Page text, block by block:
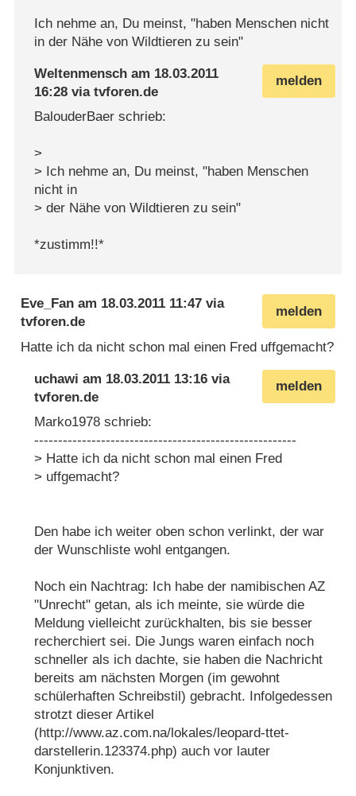
Ich nehme an, Du meinst, "haben Menschen nicht
in der Nähe von Wildtieren zu sein"
melden
Weltenmensch am 18.03.2011
16:28 viatvforen.de
BalouderBaer schrieb:
>
> Ich nehme an, Du meinst, "haben Menschen
nicht in
> der Nähe von Wildtieren zu sein"
*zustimm!!*
melden
Eve_Fan am 18.03.2011 11:47 via
tvforen.de
Hatte ich da nicht schon mal einen Fred uffgemacht?
melden
uchawi am 18.03.2011 13:16 via
tvforen.de
Marko1978 schrieb:
-------------------------------------------------------
> Hatte ich da nicht schon mal einen Fred
> uffgemacht?
Den habe ich weiter oben schon verlinkt, der war
der Wunschliste wohl entgangen.
Noch ein Nachtrag: Ich habe der namibischen AZ
"Unrecht" getan, als ich meinte, sie würde die
Meldung vielleicht zurückhalten, bis sie besser
recherchiert sei. Die Jungs waren einfach noch
schneller als ich dachte, sie haben die Nachricht
bereits am nächsten Morgen (im gewohnt
schülerhaften Schreibstil) gebracht. Infolgedessen
strotzt dieser Artikel
(http://www.az.com.na/lokales/leopard-ttet-
darstellerin.123374.php) auch vor lauter
Konjunktiven.